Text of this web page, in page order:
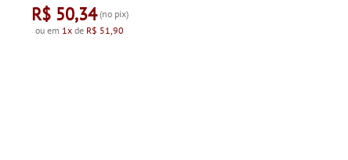
R$ 50,34(no pix)
ou em 1x de R$ 51,90